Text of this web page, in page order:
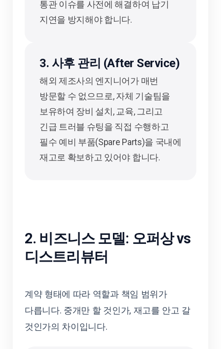
통관 이슈를 사전에 해결하여 납기
지연을 방지해야 합니다.
3. 사후 관리 (After Service)
해외 제조사의 엔지니어가 매번
방문할 수 없으므로, 자체 기술팀을
보유하여 장비 설치, 교육, 그리고
긴급 트러블 슈팅을 직접 수행하고
필수 예비 부품(Spare Parts)을 국내에
재고로 확보하고 있어야 합니다.
2. 비즈니스 모델: 오퍼상 vs
디스트리뷰터
계약 형태에 따라 역할과 책임 범위가
다릅니다. 중개만 할 것인가, 재고를 안고 갈
것인가의 차이입니다.